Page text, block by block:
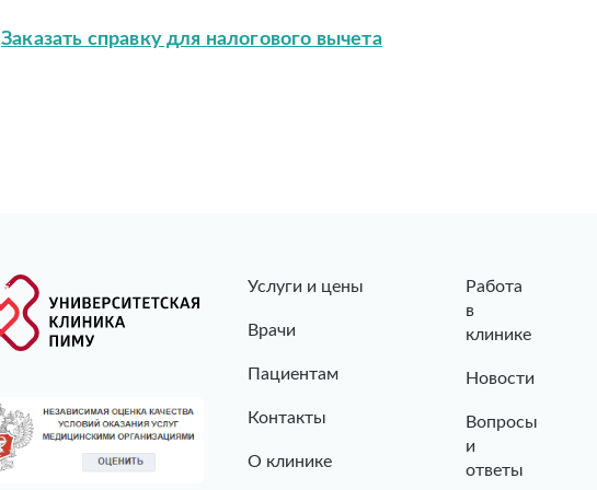
Заказать справку для налогового вычета
Услуги и цены
Врачи
Пациентам
Контакты
О клинике
Работа
в
клинике
Новости
Вопросы
и
ответы